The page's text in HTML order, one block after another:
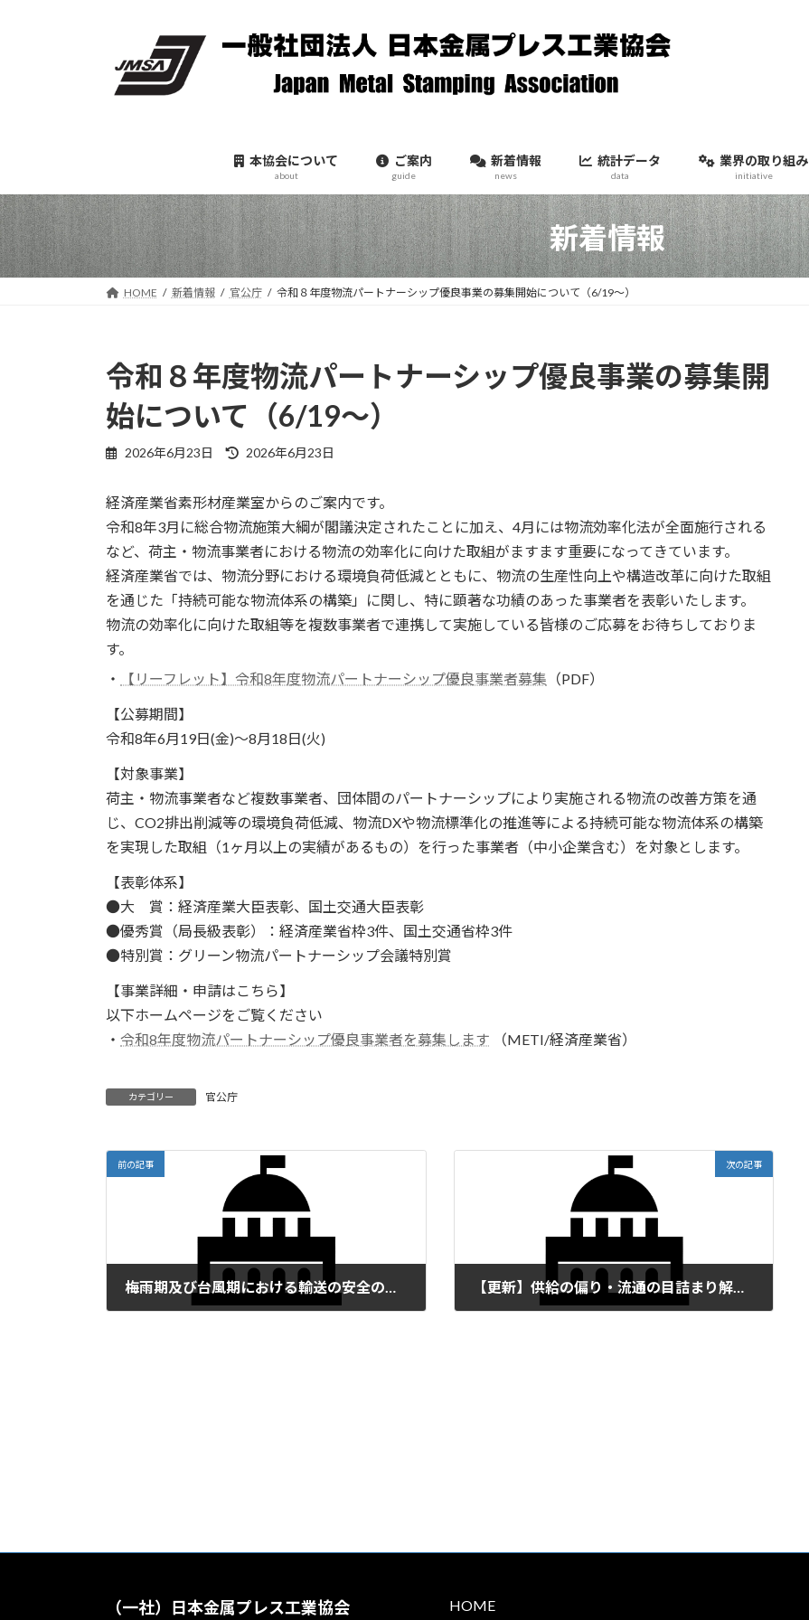
プ
動
本協会について
about
ご案内
guide
新着情報
news
統計データ
data
業界の取り組み
initiative
新着情報
HOME 新着情報 官公庁 令和８年度物流パートナーシップ優良事業の募集開始について（6/19～）
令和８年度物流パートナーシップ優良事業の募集開
始について（6/19～）
2026年6月23日
最
新
日
時
:
2026年6月23日
経済産業省素形材産業室からのご案内です。
令和8年3月に総合物流施策大綱が閣議決定されたことに加え、4月には物流効率化法が全面施行される
など、荷主・物流事業者における物流の効率化に向けた取組がますます重要になってきています。
経済産業省では、物流分野における環境負荷低減とともに、物流の生産性向上や構造改革に向けた取組
を通じた「持続可能な物流体系の構築」に関し、特に顕著な功績のあった事業者を表彰いたします。
物流の効率化に向けた取組等を複数事業者で連携して実施している皆様のご応募をお待ちしておりま
す。
・
【リーフレット】令和8年度物流パートナーシップ優良事業者募集 （PDF）
【公募期間】
令和8年6月19日(金)～8月18日(火)
【対象事業】
荷主・物流事業者など複数事業者、団体間のパートナーシップにより実施される物流の改善方策を通
じ、CO2排出削減等の環境負荷低減、物流DXや物流標準化の推進等による持続可能な物流体系の構築
を実現した取組（1ヶ月以上の実績があるもの）を行った事業者（中小企業含む）を対象とします。
【表彰体系】
●大 賞：経済産業大臣表彰、国土交通大臣表彰
●優秀賞（局長級表彰）：経済産業省枠3件、国土交通省枠3件
●特別賞：グリーン物流パートナーシップ会議特別賞
【事業詳細・申請はこちら】
以下ホームページをご覧ください
・ 令和8年度物流パートナーシップ優良事業者を募集します （METI/経済産業省）
カテゴリー 官公庁
前の記事
梅雨期及び台風期における輸送の安全の確保に向けたご理解とご協力のお願い
次の記事
【更新】供給の偏り・流通の目詰まり解消に向けた協力団体・企業の登録について（6/26まで目途）
（一社）日本金属プレス工業協会 HOME